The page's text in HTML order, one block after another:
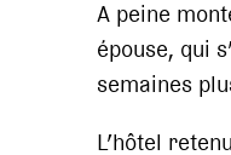
A peine
épouse, qui
semaines
L’hôtel